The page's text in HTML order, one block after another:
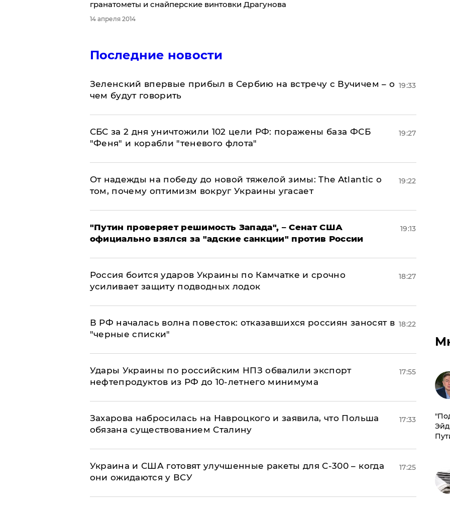
гранатометы и снайперские винтовки Драгунова
14 апреля 2014
Последние новости
Зеленский впервые прибыл в Сербию на встречу с Вучичем – о
чем будут говорить
19:33
СБС за 2 дня уничтожили 102 цели РФ: поражены база ФСБ
"Феня" и корабли "теневого флота"
19:27
От надежды на победу до новой тяжелой зимы: The Atlantic о
том, почему оптимизм вокруг Украины угасает
19:22
"Путин проверяет решимость Запада", – Сенат США
официально взялся за "адские санкции" против России
19:13
Россия боится ударов Украины по Камчатке и срочно
усиливает защиту подводных лодок
18:27
​В РФ началась волна повесток: отказавшихся россиян заносят в
"черные списки"
18:22
Удары Украины по российским НПЗ обвалили экспорт
нефтепродуктов из РФ до 10-летнего минимума
17:55
​Захарова набросилась на Навроцкого и заявила, что Польша
обязана существованием Сталину
17:33
Украина и США готовят улучшенные ракеты для С-300 – когда
они ожидаются у ВСУ
17:25